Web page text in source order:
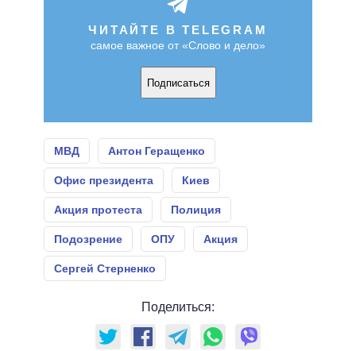
ЧИТАЙТЕ В TELEGRAM
самое важное от «Слово и дело»
Подписаться
МВД Антон Геращенко
Офис президента Киев
Акция протеста Полиция
Подозрение ОПУ Акция
Сергей Стерненко
Поделиться: